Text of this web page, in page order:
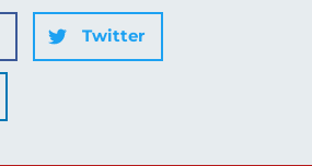
Twitter